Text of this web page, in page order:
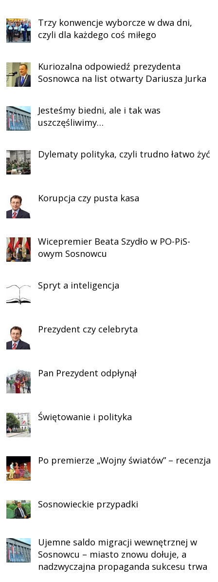
Trzy konwencje wyborcze w dwa dni,
czyli dla każdego coś miłego
Kuriozalna odpowiedź prezydenta
Sosnowca na list otwarty Dariusza Jurka
Jesteśmy biedni, ale i tak was
uszczęśliwimy…
Dylematy polityka, czyli trudno łatwo żyć
Korupcja czy pusta kasa
Wicepremier Beata Szydło w PO-PiS-
owym Sosnowcu
Spryt a inteligencja
Prezydent czy celebryta
Pan Prezydent odpłynął
Świętowanie i polityka
Po premierze „Wojny światów” – recenzja
Sosnowieckie przypadki
Ujemne saldo migracji wewnętrznej w
Sosnowcu – miasto znowu dołuje, a
nadzwyczajna propaganda sukcesu trwa